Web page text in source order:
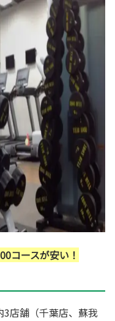
コースが安い！
店舗（千葉店、蘇我